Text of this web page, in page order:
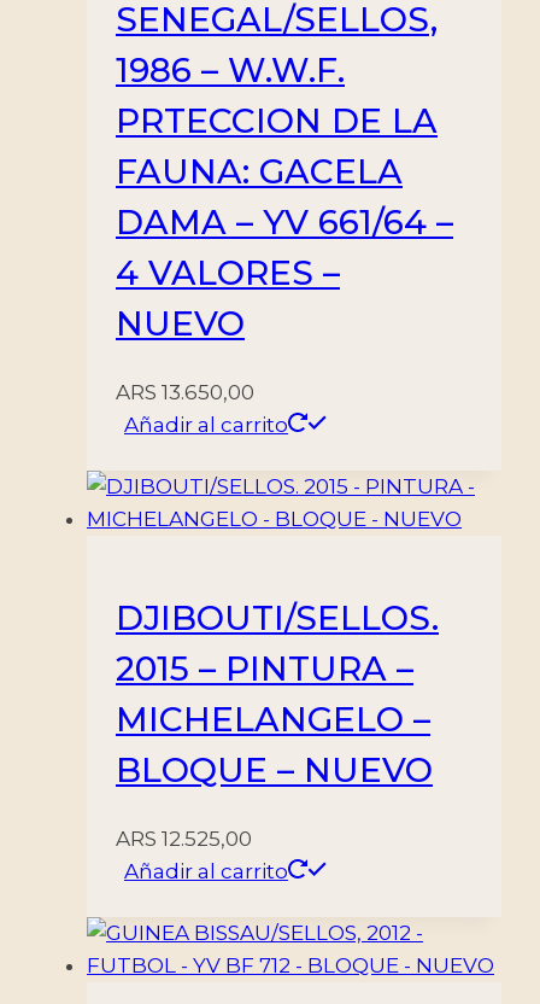
SENEGAL/SELLOS,
1986 – W.W.F.
PRTECCION DE LA
FAUNA: GACELA
DAMA – YV 661/64 –
4 VALORES –
NUEVO
ARS 13.650,00
Añadir al carrito
DJIBOUTI/SELLOS.
2015 – PINTURA –
MICHELANGELO –
BLOQUE – NUEVO
ARS 12.525,00
Añadir al carrito